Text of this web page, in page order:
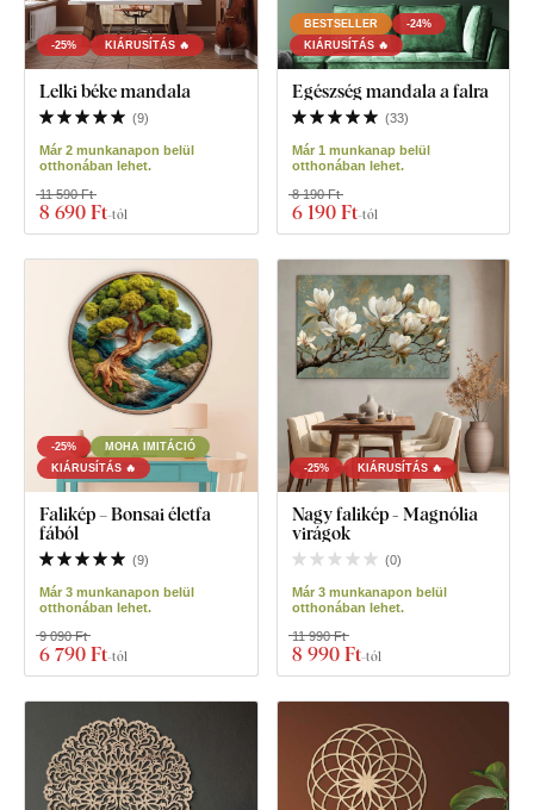
-25% KIÁRUSÍTÁS 🔥
Lelki béke mandala
(9)
Már 2 munkanapon belül
otthonában lehet.
8 690 Ft-tól
11 590 Ft
BESTSELLER
-24%
KIÁRUSÍTÁS 🔥
Egészség mandala a falra
(33)
Már 1 munkanap belül
otthonában lehet.
6 190 Ft-tól
8 190 Ft
-25%
MOHA IMITÁCIÓ
KIÁRUSÍTÁS 🔥
Falikép – Bonsai életfa
fából
(9)
Már 3 munkanapon belül
otthonában lehet.
6 790 Ft-tól
9 090 Ft
-25% KIÁRUSÍTÁS 🔥
Nagy falikép - Magnólia
virágok
(0)
Már 3 munkanapon belül
otthonában lehet.
8 990 Ft-tól
11 990 Ft